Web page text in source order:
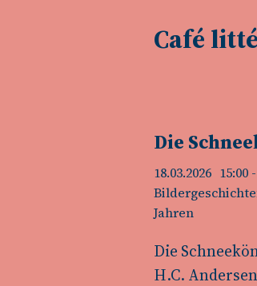
Café
Die
18.03.2026 15:00
Jahren
Die
H.C.